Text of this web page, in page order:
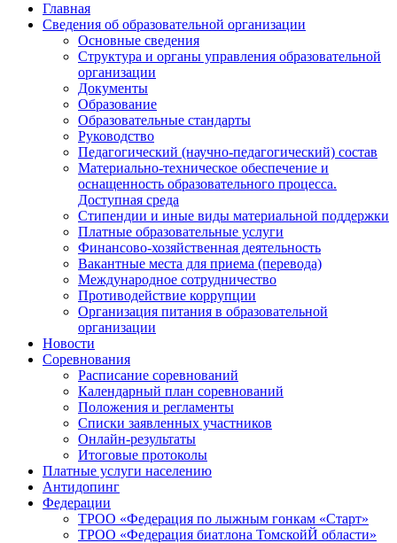
Главная
Сведения об образовательной организации
Основные сведения
Структура и органы управления образовательной
организации
Документы
Образование
Образовательные стандарты
Руководство
Педагогический (научно-педагогический) состав
Материально-техническое обеспечение и
оснащенность образовательного процесса.
Доступная среда
Стипендии и иные виды материальной поддержки
Платные образовательные услуги
Финансово-хозяйственная деятельность
Вакантные места для приема (перевода)
Международное сотрудничество
Противодействие коррупции
Организация питания в образовательной
организации
Новости
Соревнования
Расписание соревнований
Календарный план соревнований
Положения и регламенты
Списки заявленных участников
Онлайн-результаты
Итоговые протоколы
Платные услуги населению
Антидопинг
Федерации
ТРОО «Федерация по лыжным гонкам «Старт»
ТРОО «Федерация биатлона ТомскойЙ области»